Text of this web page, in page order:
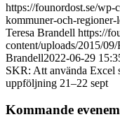
https://founordost.se/wp-
kommuner-och-
Teresa Brandell https://
content/uploads/2015/
Brandell2022-06-29
SKR: Att använda Excel
uppföljning 21–22 sept
Kommande